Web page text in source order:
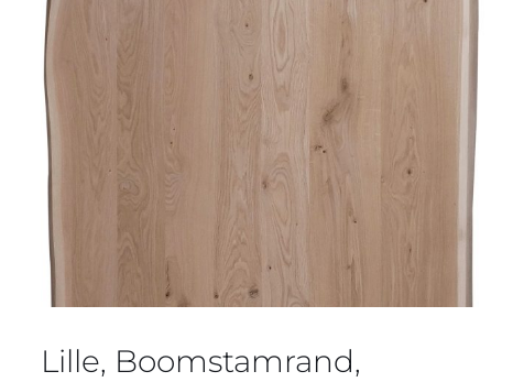
Lille, Boomstamrand,